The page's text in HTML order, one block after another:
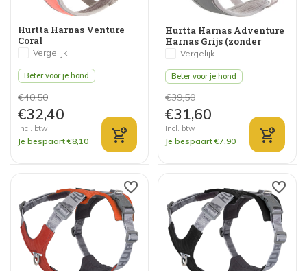
Hurtta Harnas Venture
Coral
Vergelijk
Beter voor je hond
€40,50
€32,40
Incl. btw
Je bespaart €8,10
Hurtta Harnas Adventure
Harnas Grijs (zonder
handvat)
Vergelijk
Beter voor je hond
€39,50
€31,60
Incl. btw
Je bespaart €7,90